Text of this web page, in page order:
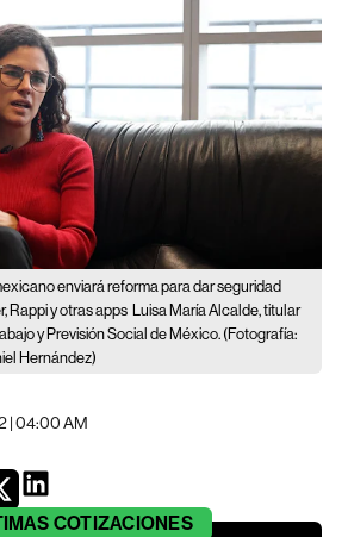
enviará reforma para dar seguridad
Rappi y otras apps Luisa María Alcalde, titular
y Previsión Social de México. (Fotografía:
Hernández)
| 04:00 AM
COTIZACIONES